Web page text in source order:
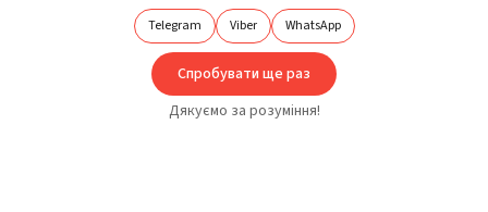
Telegram Viber WhatsApp
Спробувати ще раз
Дякуємо за розуміння!